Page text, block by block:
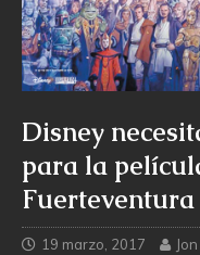
Disney
para la
Fuerteventura
19 marzo, 2017